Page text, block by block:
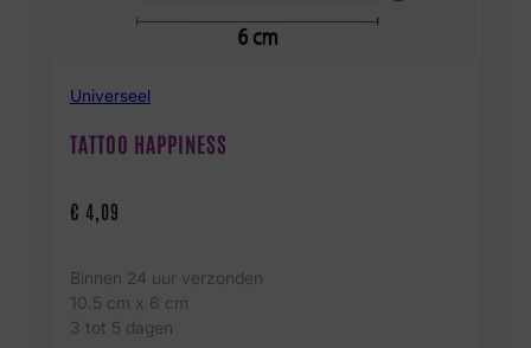
Universeel
TATTOO HAPPINESS
€ 4,09
Binnen 24 uur verzonden
10.5 cm x 6 cm
3 tot 5 dagen